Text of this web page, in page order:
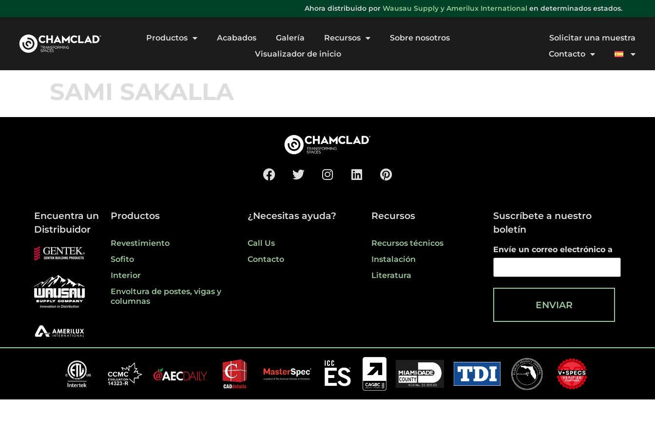
Ahora distribuido por Wausau Supply y Amerilux International en determinados estados.
Productos Acabados Galería Recursos
Sobre nosotros
Visualizador de inicio
Solicitar una muestra
Contacto
SAMI SAKALLA
Encuentra un
Distribuidor
Productos
Revestimiento
Sofito
Interior
Envoltura de postes, vigas y
columnas
¿Necesitas ayuda?
Call Us
Contacto
Recursos
Recursos técnicos
Instalación
Literatura
Suscríbete a nuestro
boletín
Envíe un correo electrónico a
ENVIAR